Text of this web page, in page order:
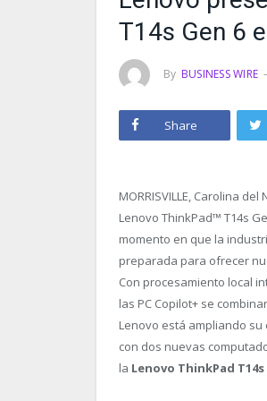
T14s Gen 6
By BUSINESS WIRE
Share
MORRISVILLE, Carolina
Lenovo ThinkPad™ T14s
momento en que la
preparada para ofrecer
Con procesamiento local
las PC Copilot+ se
Lenovo está ampliando
con dos nuevas
la Lenovo ThinkPad T14s